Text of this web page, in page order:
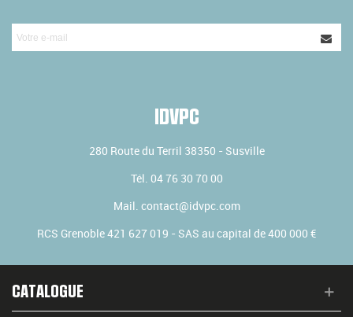
IDVPC
280 Route du Terril 38350 - Susville
Tél. 04 76 30 70 00
Mail. contact@idvpc.com
RCS Grenoble 421 627 019 - SAS au capital de 400 000 €
CATALOGUE